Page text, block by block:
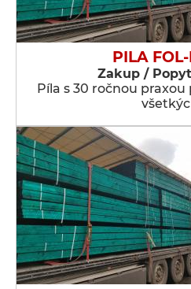
PILA
Zakup /
Píla s 30 ročnou